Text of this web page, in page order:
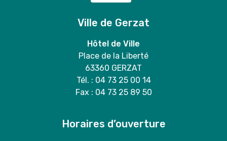
Ville de Gerzat
Hôtel de Ville
Place de la Liberté
63360 GERZAT
Tél. : 04 73 25 00 14
Fax : 04 73 25 89 50
Horaires d’ouverture